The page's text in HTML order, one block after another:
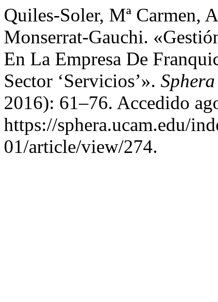
Quiles-Soler, Mª Carmen,
Monserrat-Gauchi.
En La Empresa De
Sector ‘Servicios’».
2016): 61–76. Accedido
https://sphera.ucam.edu/
01/article/view/274.